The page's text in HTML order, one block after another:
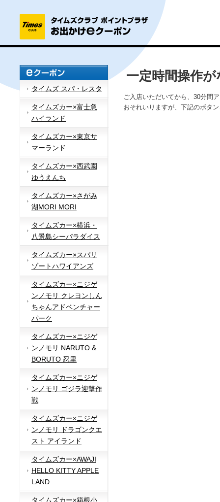
タイムズ スパ・レスタ
タイムズカー×富士急
ハイランド
タイムズカー×東京サ
マーランド
タイムズカー×西武園
ゆうえんち
タイムズカー×さがみ
湖MORI MORI
タイムズカー×横浜・
八景島シーパラダイス
タイムズカー×スパリ
ゾートハワイアンズ
タイムズカー×ニジゲ
ンノモリ クレヨンしん
ちゃんアドベンチャー
パーク
タイムズカー×ニジゲ
ンノモリ NARUTO &
BORUTO 忍里
タイムズカー×ニジゲ
ンノモリ ゴジラ迎撃作
戦
タイムズカー×ニジゲ
ンノモリ ドラゴンクエ
スト アイランド
タイムズカー×AWAJI
HELLO KITTY APPLE
LAND
タイムズカー×箱根小
一定時間操作
ご入店いただいてから、30分間
おそれいりますが、下記のボタ